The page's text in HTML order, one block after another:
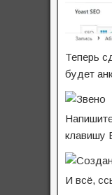
Теперь
будет
клавишу
И всё,